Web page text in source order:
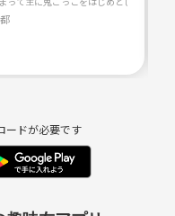
となります。
ードが必要です